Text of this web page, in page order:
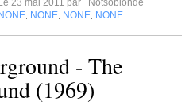
Le 23 mai 2011 par
Notsoblonde
NONE NONE NONE NONE
- The
(1969)